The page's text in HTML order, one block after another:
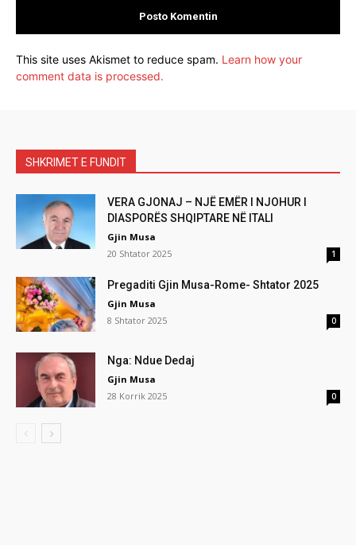
This site uses Akismet to reduce spam. Learn how your
comment data is processed.
SHKRIMET E FUNDIT
VERA GJONAJ – NJË EMËR I NJOHUR I
DIASPORËS SHQIPTARE NË ITALI
Gjin Musa
20 Shtator 2025
1
Pregaditi Gjin Musa-Rome- Shtator 2025
Gjin Musa
8 Shtator 2025
0
Nga: Ndue Dedaj
Gjin Musa
28 Korrik 2025
0